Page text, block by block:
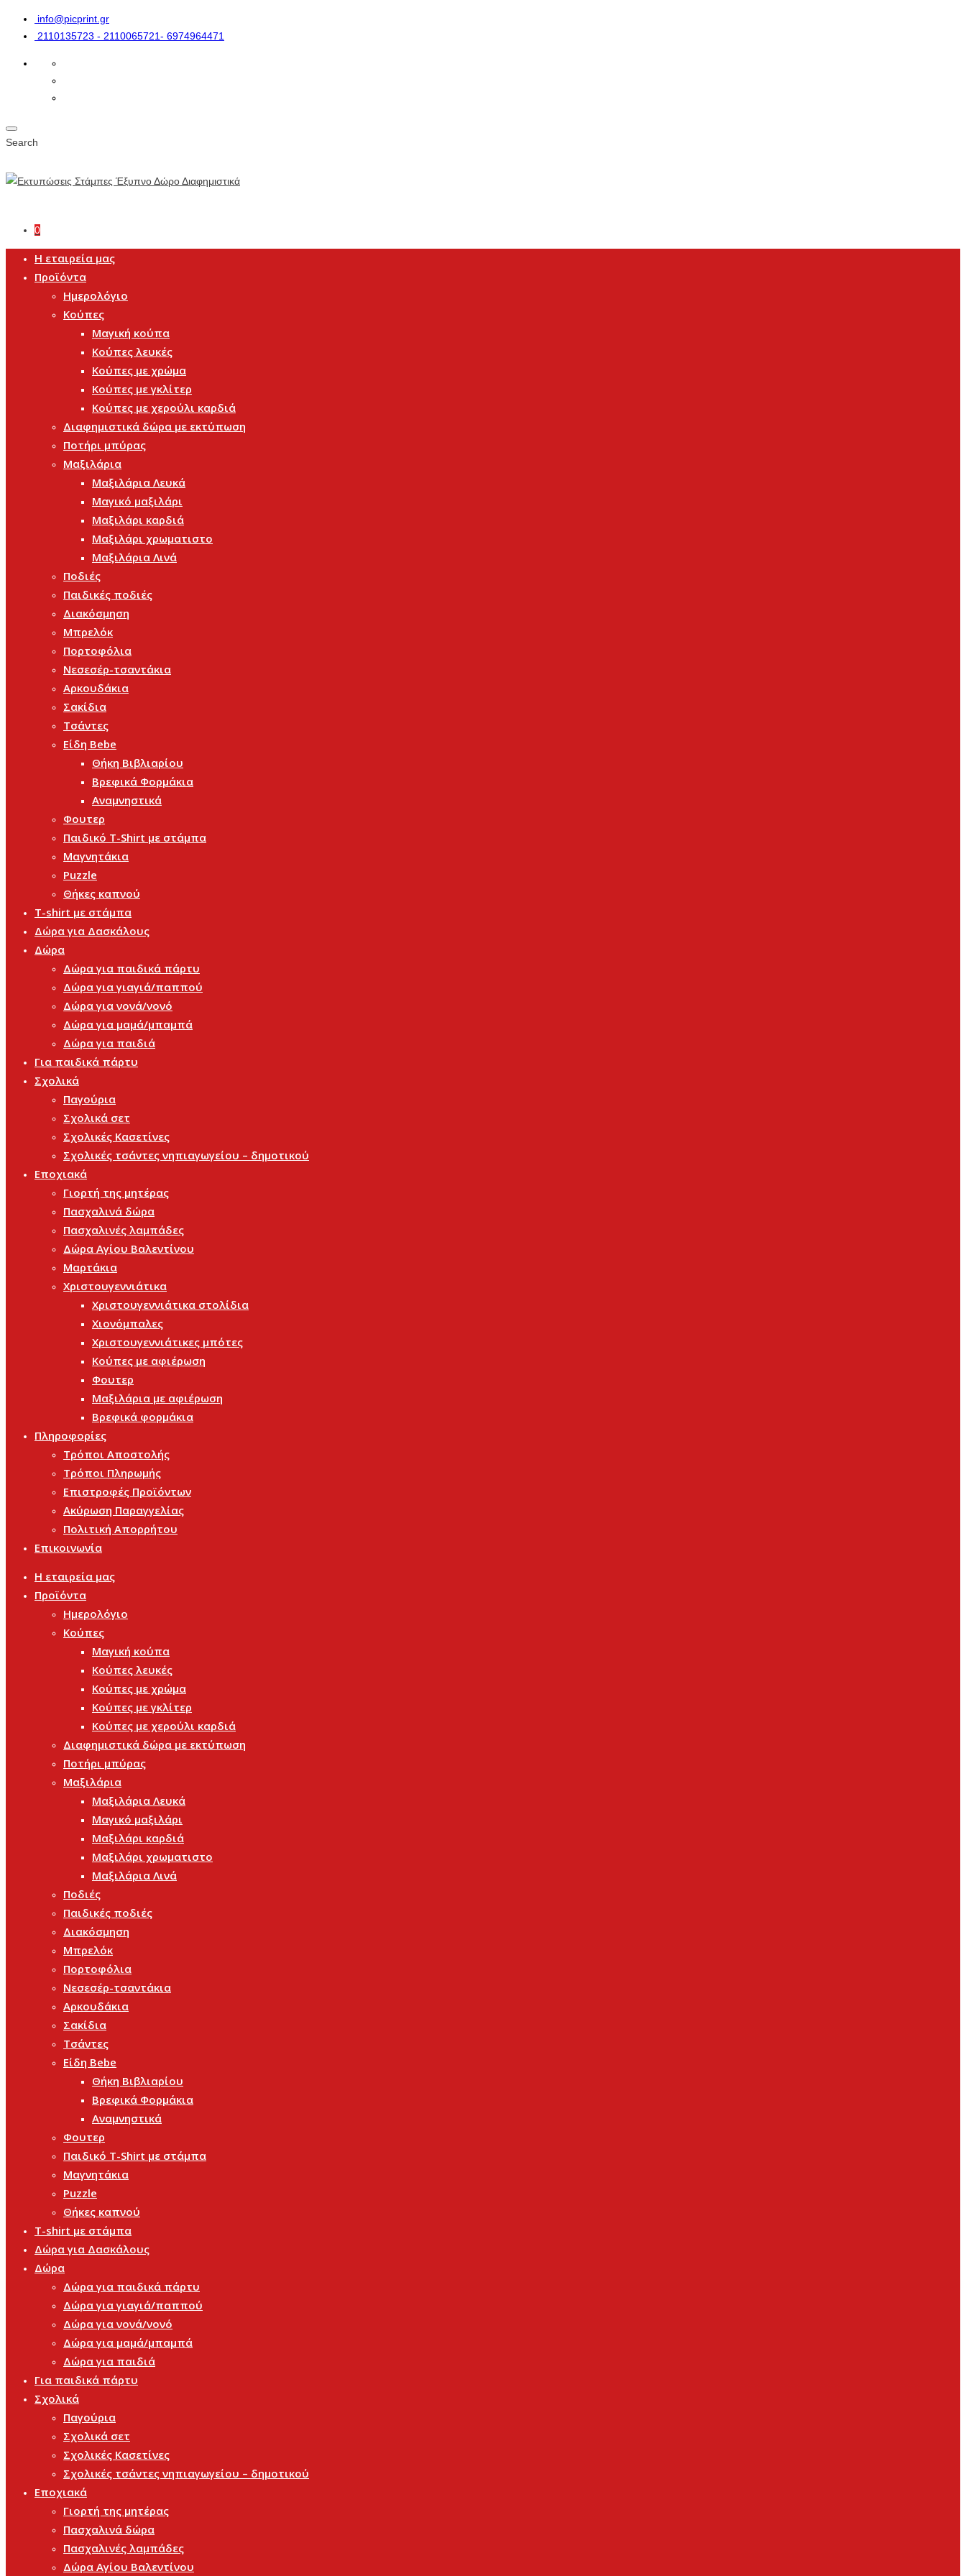
info@picprint.gr
2110135723 - 2110065721- 6974964471
Search
0
Η εταιρεία μας
Προϊόντα
Ημερολόγιο
Κούπες
Μαγική κούπα
Κούπες λευκές
Κούπες με χρώμα
Κούπες με γκλίτερ
Κούπες με χερούλι καρδιά
Διαφημιστικά δώρα με εκτύπωση
Ποτήρι μπύρας
Μαξιλάρια
Μαξιλάρια Λευκά
Μαγικό μαξιλάρι
Μαξιλάρι καρδιά
Μαξιλάρι χρωματιστο
Μαξιλάρια Λινά
Ποδιές
Παιδικές ποδιές
Διακόσμηση
Μπρελόκ
Πορτοφόλια
Νεσεσέρ-τσαντάκια
Αρκουδάκια
Σακίδια
Τσάντες
Είδη Bebe
Θήκη Βιβλιαρίου
Βρεφικά Φορμάκια
Αναμνηστικά
Φουτερ
Παιδικό T-Shirt με στάμπα
Μαγνητάκια
Puzzle
Θήκες καπνού
T-shirt με στάμπα
Δώρα για Δασκάλους
Δώρα
Δώρα για παιδικά πάρτυ
Δώρα για γιαγιά/παππού
Δώρα για νονά/νονό
Δώρα για μαμά/μπαμπά
Δώρα για παιδιά
Για παιδικά πάρτυ
Σχολικά
Παγούρια
Σχολικά σετ
Σχολικές Κασετίνες
Σχολικές τσάντες νηπιαγωγείου – δημοτικού
Εποχιακά
Γιορτή της μητέρας
Πασχαλινά δώρα
Πασχαλινές λαμπάδες
Δώρα Αγίου Βαλεντίνου
Μαρτάκια
Χριστουγεννιάτικα
Χριστουγεννιάτικα στολίδια
Χιονόμπαλες
Χριστουγεννιάτικες μπότες
Κούπες με αφιέρωση
Φουτερ
Μαξιλάρια με αφιέρωση
Βρεφικά φορμάκια
Πληροφορίες
Τρόποι Αποστολής
Τρόποι Πληρωμής
Επιστροφές Προϊόντων
Ακύρωση Παραγγελίας
Πολιτική Απορρήτου
Επικοινωνία
Η εταιρεία μας
Προϊόντα
Ημερολόγιο
Κούπες
Μαγική κούπα
Κούπες λευκές
Κούπες με χρώμα
Κούπες με γκλίτερ
Κούπες με χερούλι καρδιά
Διαφημιστικά δώρα με εκτύπωση
Ποτήρι μπύρας
Μαξιλάρια
Μαξιλάρια Λευκά
Μαγικό μαξιλάρι
Μαξιλάρι καρδιά
Μαξιλάρι χρωματιστο
Μαξιλάρια Λινά
Ποδιές
Παιδικές ποδιές
Διακόσμηση
Μπρελόκ
Πορτοφόλια
Νεσεσέρ-τσαντάκια
Αρκουδάκια
Σακίδια
Τσάντες
Είδη Bebe
Θήκη Βιβλιαρίου
Βρεφικά Φορμάκια
Αναμνηστικά
Φουτερ
Παιδικό T-Shirt με στάμπα
Μαγνητάκια
Puzzle
Θήκες καπνού
T-shirt με στάμπα
Δώρα για Δασκάλους
Δώρα
Δώρα για παιδικά πάρτυ
Δώρα για γιαγιά/παππού
Δώρα για νονά/νονό
Δώρα για μαμά/μπαμπά
Δώρα για παιδιά
Για παιδικά πάρτυ
Σχολικά
Παγούρια
Σχολικά σετ
Σχολικές Κασετίνες
Σχολικές τσάντες νηπιαγωγείου – δημοτικού
Εποχιακά
Γιορτή της μητέρας
Πασχαλινά δώρα
Πασχαλινές λαμπάδες
Δώρα Αγίου Βαλεντίνου